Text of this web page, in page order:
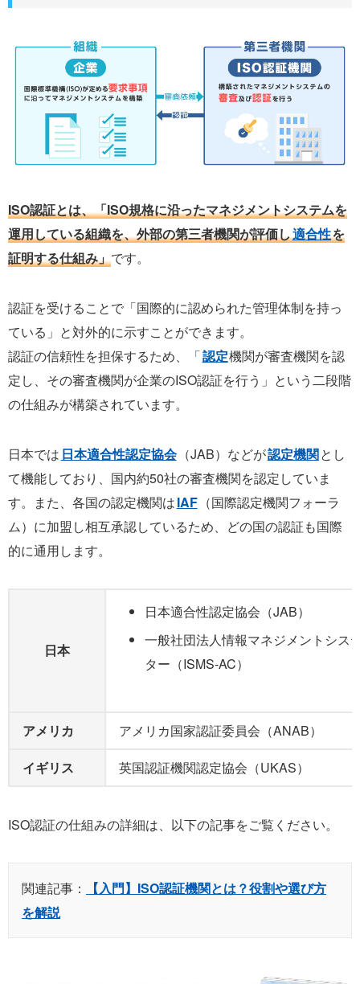
ISO認証とは、「ISO規格に沿ったマネジメントシステムを
運用している組織を、外部の第三者機関が評価し適合性を
証明する仕組み」です。
認証を受けることで「国際的に認められた管理体制を持っ
ている」と対外的に示すことができます。
認証の信頼性を担保するため、「認定機関が審査機関を認
定し、その審査機関が企業のISO認証を行う」という二段階
の仕組みが構築されています。
日本では 日本適合性認定協会 （JAB）などが認定機関とし
て機能しており、国内約50社の審査機関を認定していま
す。また、各国の認定機関はIAF （国際認定機関フォーラ
ム）に加盟し相互承認しているため、どの国の認証も国際
的に通用します。
日本
日本適合性認定協会（JAB）
一般社団法人情報マネジメントシス
ター（ISMS-AC）
アメリカ
アメリカ国家認証委員会（ANAB）
イギリス
英国認証機関認定協会（UKAS）
ISO認証の仕組みの詳細は、以下の記事をご覧ください。
関連記事：
【入門】ISO認証機関とは？役割や選び方
を解説